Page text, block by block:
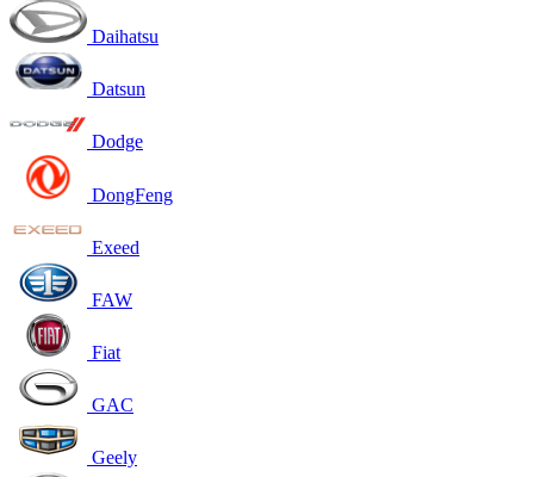
Daihatsu
Datsun
Dodge
DongFeng
Exeed
FAW
Fiat
GAC
Geely